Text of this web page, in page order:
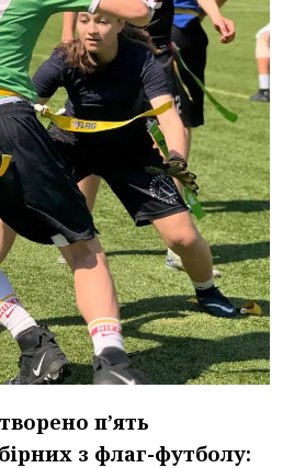
п’ять
з флаг-футболу: